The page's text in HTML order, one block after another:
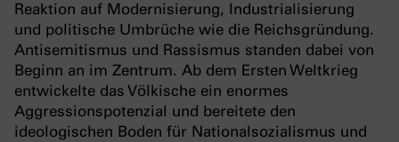
Reaktion auf Modernisierung, Industrialisierung
und politische Umbrüche wie die Reichsgründung.
Antisemitismus und Rassismus standen dabei von
Beginn an im Zentrum. Ab dem Ersten Weltkrieg
entwickelte das Völkische ein enormes
Aggressionspotenzial und bereitete den
ideologischen Boden für Nationalsozialismus und